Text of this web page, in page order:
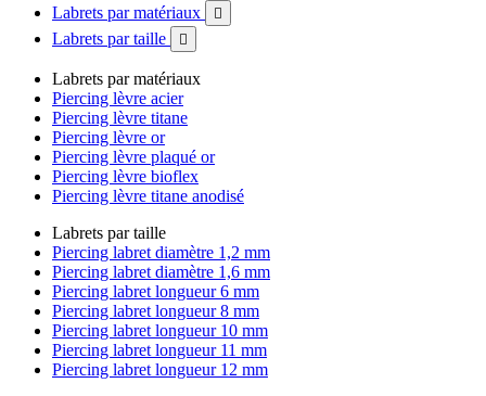
Labrets par matériaux

Labrets par taille 
Labrets par matériaux
Piercing lèvre acier
Piercing lèvre titane
Piercing lèvre or
Piercing lèvre plaqué or
Piercing lèvre bioflex
Piercing lèvre titane anodisé
Labrets par taille
Piercing labret diamètre 1,2 mm
Piercing labret diamètre 1,6 mm
Piercing labret longueur 6 mm
Piercing labret longueur 8 mm
Piercing labret longueur 10 mm
Piercing labret longueur 11 mm
Piercing labret longueur 12 mm